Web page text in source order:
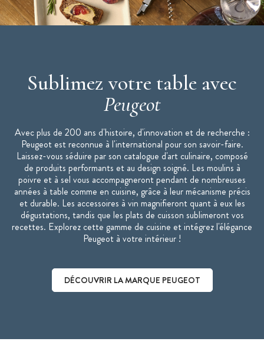
Poivre noir deKampotinclus
Origine : France
Sublimez votre table avec
Peugeot
Avec plus de 200 ans d'histoire, d'innovation et de recherche :
Peugeot est reconnue à l'international pour son savoir-faire.
Laissez-vous séduire par son catalogue d'art culinaire, composé
de produits performants et au design soigné. Les moulins à
poivre et à sel vous accompagneront pendant de nombreuses
années à table comme en cuisine, grâce à leur mécanisme précis
et durable. Les accessoires à vin magnifieront quant à eux les
dégustations, tandis que les plats de cuisson sublimeront vos
recettes. Explorez cette gamme de cuisine et intégrez l'élégance
Peugeot à votre intérieur !
DÉCOUVRIR LA MARQUE PEUGEOT